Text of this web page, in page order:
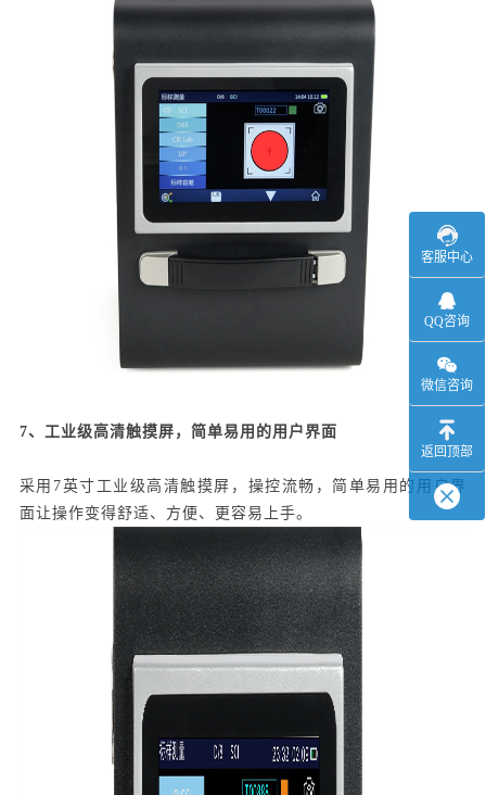
7、工业级高清触摸屏，简单易用的用户界面
采用7英寸工业级高清触摸屏，操控流畅，简单易用的用户界
面让操作变得舒适、方便、更容易上手。
客服中心
QQ咨询
微信咨询
返回顶部